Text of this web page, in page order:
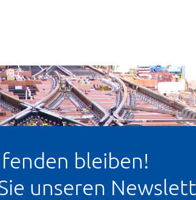
bleiben!
unseren